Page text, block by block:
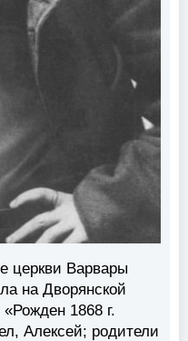
церкви Варвары
на Дворянской
1868 г.
Алексей; родители